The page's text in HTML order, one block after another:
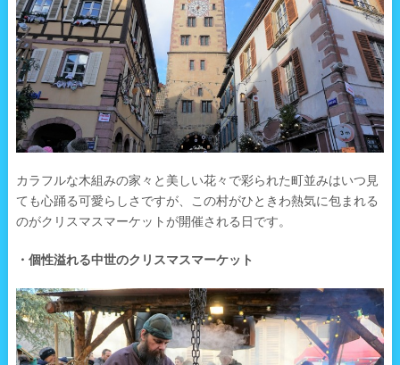
カラフルな木組みの家々と美しい花々で彩られた町並みはいつ見
ても心踊る可愛らしさですが、この村がひときわ熱気に包まれる
のがクリスマスマーケットが開催される日です。
・個性溢れる中世のクリスマスマーケット